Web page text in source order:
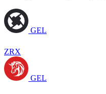
GEL
ZRX
GEL